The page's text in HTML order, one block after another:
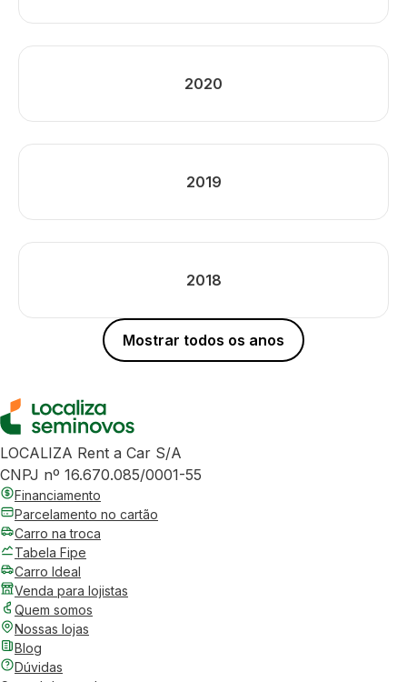
2020
2019
2018
Mostrar todos os anos
LOCALIZA Rent a Car S/A
CNPJ nº 16.670.085/0001-55
Financiamento
Parcelamento no cartão
Carro na troca
Tabela Fipe
Carro Ideal
Venda para lojistas
Quem somos
Nossas lojas
Blog
Dúvidas